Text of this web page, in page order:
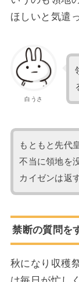
ほしいと気遣
白うさ
もともと先代
不当に領地を
カイゼンは返
禁断の質問を
秋になり収穫